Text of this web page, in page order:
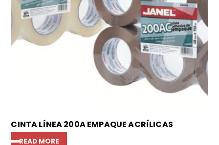
CINTA LÍNEA 200A EMPAQUE ACRÍLICAS
READ MORE